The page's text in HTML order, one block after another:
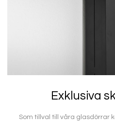
Exklusiva
Som tillval till våra glasdörrar